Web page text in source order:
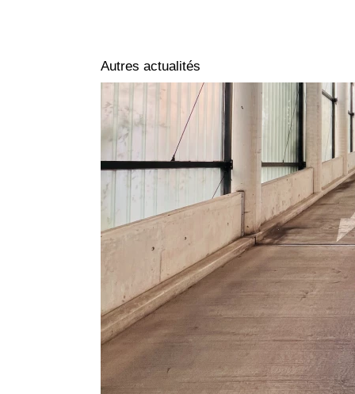
Autres actualités